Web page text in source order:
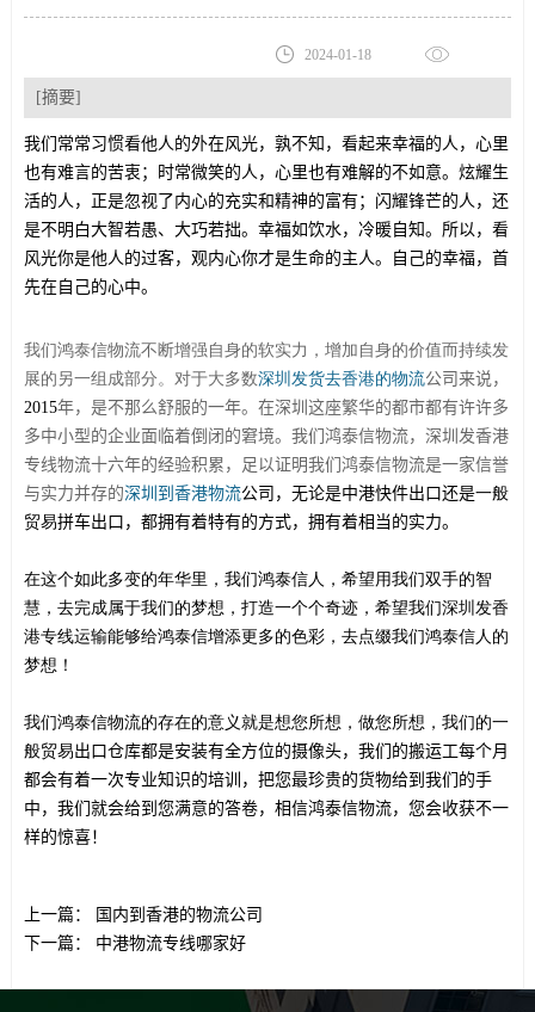
2024-01-18
[摘要]
我们常常习惯看他人的外在风光，孰不知，看起来幸福的人，心里
也有难言的苦衷；时常微笑的人，心里也有难解的不如意。炫耀生
活的人，正是忽视了内心的充实和精神的富有；闪耀锋芒的人，还
是不明白大智若愚、大巧若拙。幸福如饮水，冷暖自知。所以，看
风光你是他人的过客，观内心你才是生命的主人。自己的幸福，首
先在自己的心中。
我们鸿泰信物流不断增强自身的软实力，增加自身的价值而持续发
展的另一组成部分。对于大多数深圳发货去香港的物流公司来说，
2015年，是不那么舒服的一年。在深圳这座繁华的都市都有许许多
多中小型的企业面临着倒闭的窘境。我们鸿泰信物流，深圳发香港
专线物流十六年的经验积累，足以证明我们鸿泰信物流是一家信誉
与实力并存的深圳到香港物流公司，无论是中港快件出口还是一般
贸易拼车出口，都拥有着特有的方式，拥有着相当的实力。
在这个如此多变的年华里，我们鸿泰信人，希望用我们双手的智
慧，去完成属于我们的梦想，打造一个个奇迹，希望我们深圳发香
港专线运输能够给鸿泰信增添更多的色彩，去点缀我们鸿泰信人的
梦想！
我们鸿泰信物流的存在的意义就是想您所想，做您所想，我们的一
般贸易出口仓库都是安装有全方位的摄像头，我们的搬运工每个月
都会有着一次专业知识的培训，把您最珍贵的货物给到我们的手
中，我们就会给到您满意的答卷，相信鸿泰信物流，您会收获不一
样的惊喜！
上一篇：
国内到香港的物流公司
下一篇：
中港物流专线哪家好